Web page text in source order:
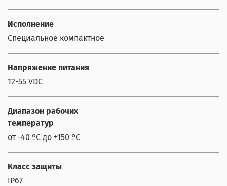
Исполнение
Специальное компактное
Напряжение питания
12-55 VDC
Диапазон рабочих
температур
от -40 ºС до +150 ºС
Класс защиты
IP67